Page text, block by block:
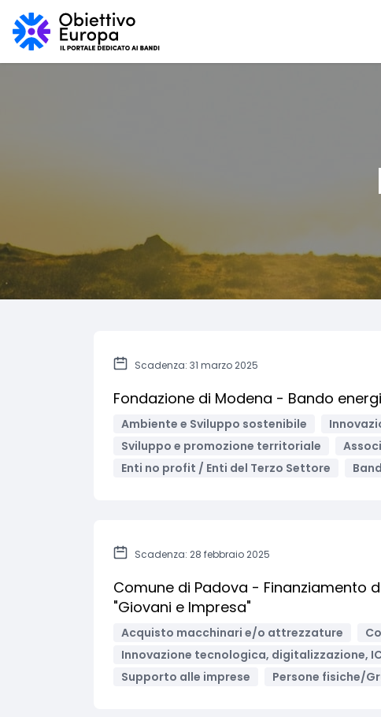
Scadenza: 31 marzo 2025
Fondazione di Modena - Bando
Ambiente e Sviluppo sostenibile
Sviluppo e promozione territoriale
Enti no profit / Enti del Terzo Settore
Scadenza: 28 febbraio 2025
Comune di Padova - Finanziamento
"Giovani e Impresa"
Acquisto macchinari e/o attrezzature
Innovazione tecnologica, digitalizzazione,
Supporto alle imprese
Persone fisiche/